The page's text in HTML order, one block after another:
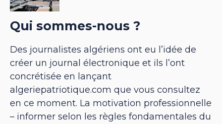
Qui sommes-nous ?
Des journalistes algériens ont eu l’idée de
créer un journal électronique et ils l’ont
concrétisée en lançant
algeriepatriotique.com que vous consultez
en ce moment. La motivation professionnelle
– informer selon les règles fondamentales du